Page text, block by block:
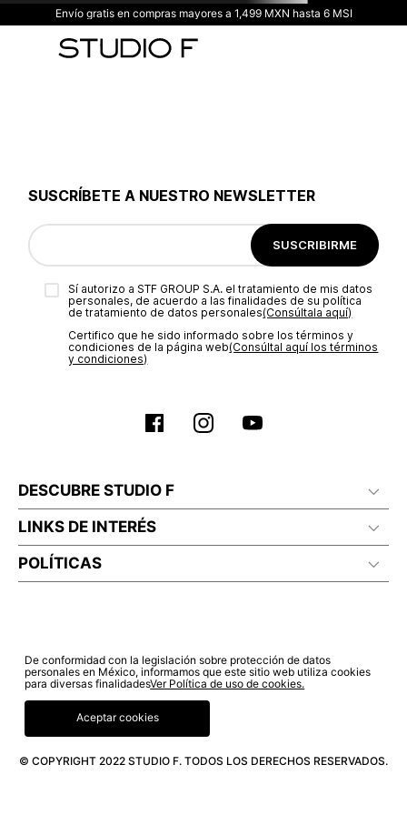
Envío gratis en compras mayores a 1,499 MXN hasta 6 MSI
SUSCRÍBETE A NUESTRO NEWSLETTER
SUSCRIBIRME
Sí autorizo a STF GROUP S.A. el tratamiento de mis datos
personales, de acuerdo a las finalidades de su política
de tratamiento de datos personales‎(Consúltala aquí)
Certifico que he sido informado sobre los términos y
condiciones de la página web‎(Consúltal aquí los términos
y condiciones)
DESCUBRE STUDIO F
LINKS DE INTERÉS
POLÍTICAS
© COPYRIGHT 2022 STUDIO F. TODOS LOS DERECHOS RESERVADOS.
De conformidad con la legislación sobre protección de datos
personales en México, informamos que este sitio web utiliza cookies
para diversas finalidadesVer Política de uso de cookies.
Aceptar cookies